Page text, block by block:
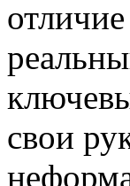
свои